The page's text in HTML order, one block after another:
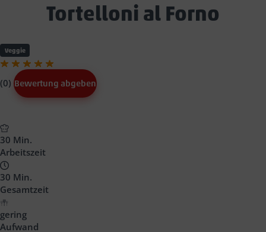
Tortelloni al Forno
Veggie
(0) Bewertung abgeben
30 Min.
Arbeitszeit
30 Min.
Gesamtzeit
gering
Aufwand